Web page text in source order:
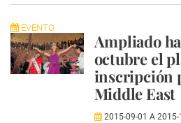
EVENTO
Ampliado
octubre el
inscripción
Middle East
2015-09-01 A 2015-